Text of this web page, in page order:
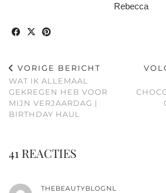
Rebecca
VORIGE BERICHT
WAT IK ALLEMAAL
GEKREGEN HEB VOOR
MIJN VERJAARDAG |
BIRTHDAY HAUL
41 REACTIES
THEBEAUTYBLOGNL